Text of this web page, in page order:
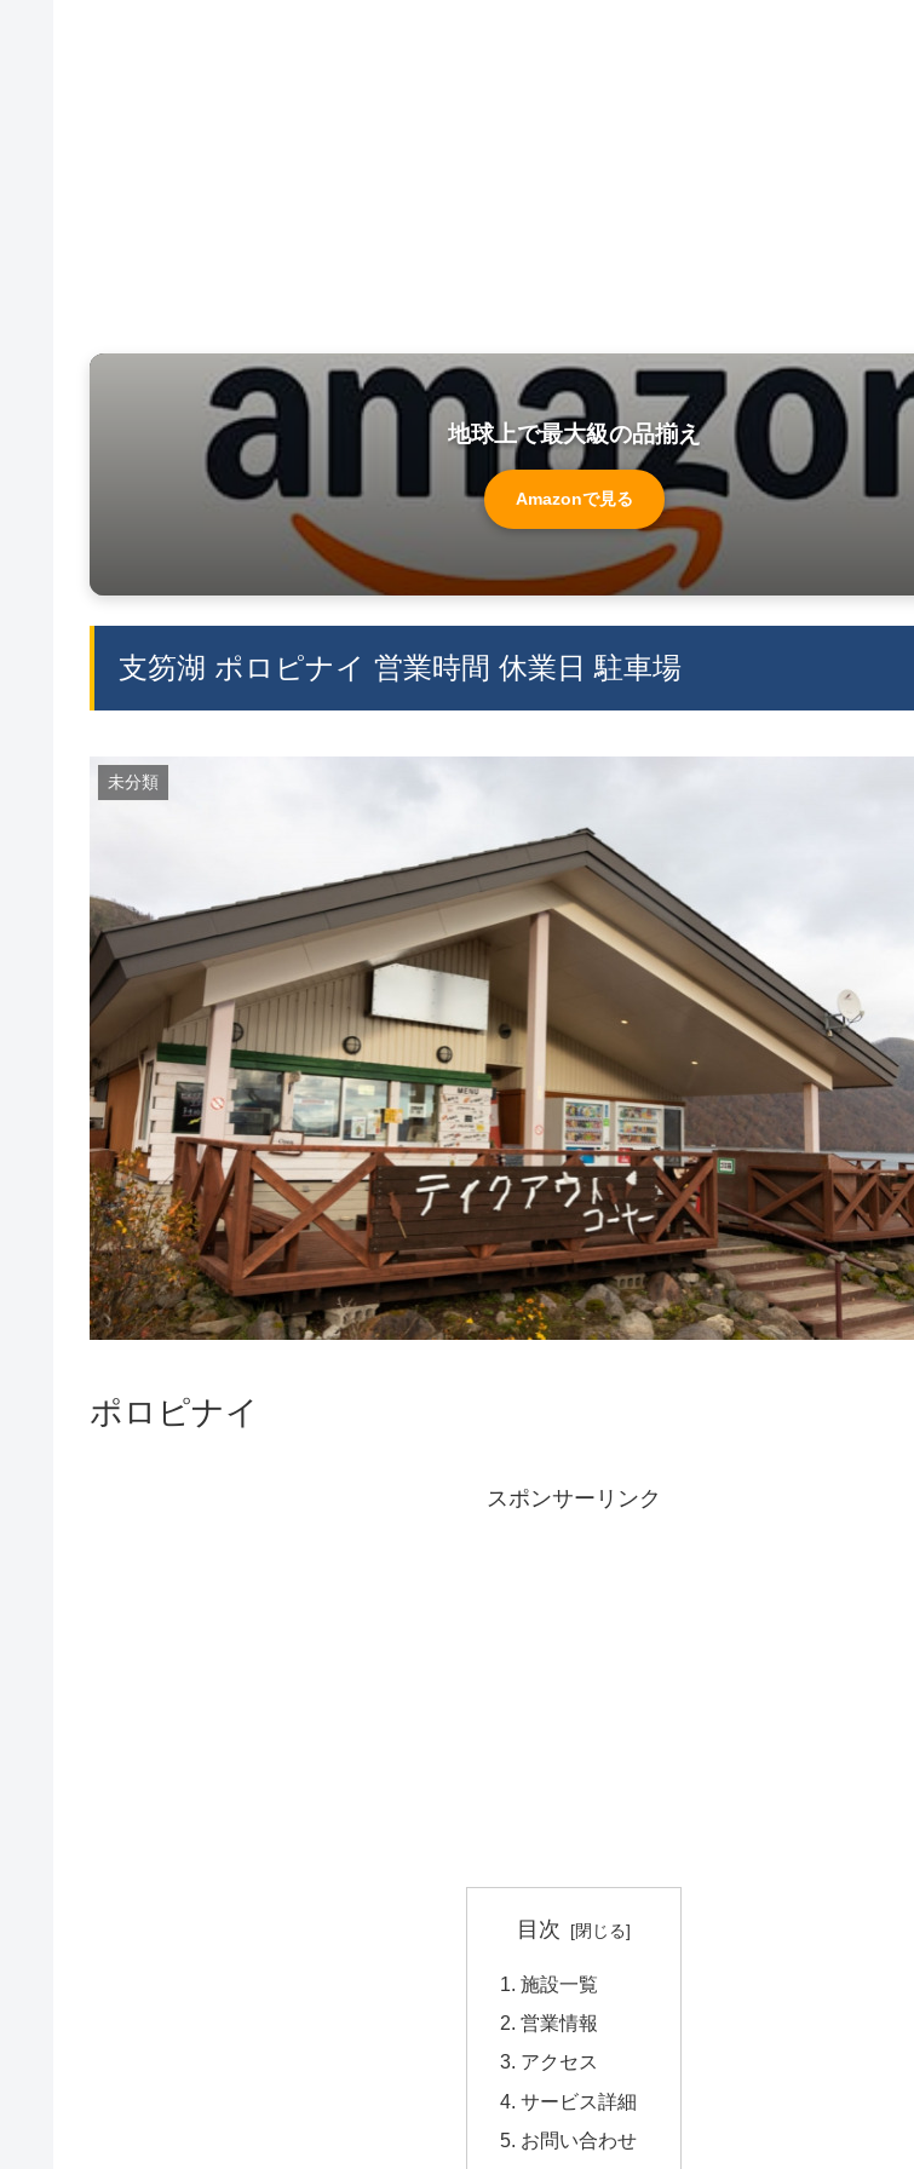
地球上で最大級の品揃え
Amazonで見る
支笏湖 ポロピナイ 営業時間 休業日 駐車場
未分類
ポロピナイ
スポンサーリンク
目次
施設一覧
営業情報
アクセス
サービス詳細
お問い合わせ